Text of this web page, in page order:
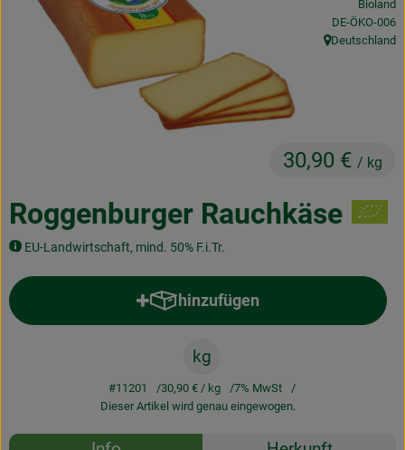
Obst & Gemüse
Frisches
Lieferservice
Über uns
Infos
Roggenburger Rauchkäse
EU-Landwirtschaft, mind. 50% F.i.Tr.
30,90 € / kg
Bioland
, Kontrollstelle:
DE-ÖKO-006
, Herkunft:
Deutschland
hinzufügen
Produkt zum Warenkorb
kg
#11201 30,90 €/ kg
7% MwSt
Dieser Artikel wird genau eingewogen.
Rezepte